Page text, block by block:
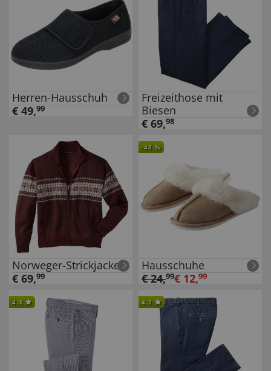
Herren-Hausschuh
€ 49,99
Freizeithose mit
Biesen
€ 69,98
Norweger-Strickjacke
€ 69,99
-48 %
Hausschuhe
€24,99€ 12,99
4.3 4.2